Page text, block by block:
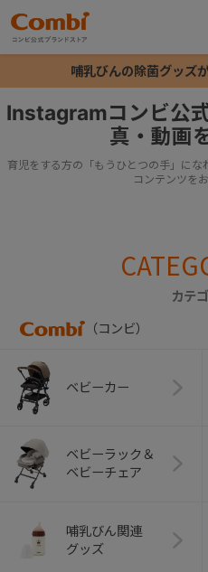
哺乳びんの除菌グッズ
Instagramコンビ公
真・動画
育児をする方の「もうひとつの手」に
コンテンツを
カテ
（コンビ）
ベビーカー
ベビーラック＆
ベビーチェア
哺乳びん関連
グッズ